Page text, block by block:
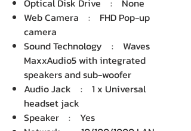
Optical Disk Drive : None
Web Camera : FHD Pop-up
camera
Sound Technology : Waves
MaxxAudio5 with integrated
speakers and sub-woofer
Audio Jack : 1 x Universal
headset jack
Speaker : Yes